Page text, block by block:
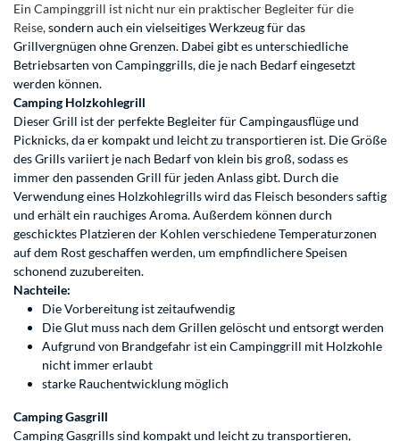
Ein Campinggrill ist nicht nur ein praktischer Begleiter für die
Reise,sondern auch ein vielseitiges Werkzeug für das
Grillvergnügen ohne Grenzen. Dabei gibt es unterschiedliche
Betriebsarten von Campinggrills, die je nach Bedarf eingesetzt
werden können.
Camping Holzkohlegrill
Dieser Grill ist der perfekte Begleiter für Campingausflüge und
Picknicks, da er kompakt und leicht zu transportieren ist. Die Größe
des Grills variiert je nach Bedarf von klein bis groß, sodass es
immer den passenden Grill für jeden Anlass gibt. Durch die
Verwendung eines Holzkohlegrills wird das Fleisch besonders saftig
und erhält ein rauchiges Aroma. Außerdem können durch
geschicktes Platzieren der Kohlen verschiedene Temperaturzonen
auf dem Rost geschaffen werden, um empfindlichere Speisen
schonend zuzubereiten.
Nachteile:
Die Vorbereitung ist zeitaufwendig
Die Glut muss nach dem Grillen gelöscht und entsorgt werden
Aufgrund von Brandgefahr ist ein Campinggrill mit Holzkohle
nicht immer erlaubt
starke Rauchentwicklung möglich
Camping Gasgrill
Camping Gasgrills sind kompakt und leicht zu transportieren,